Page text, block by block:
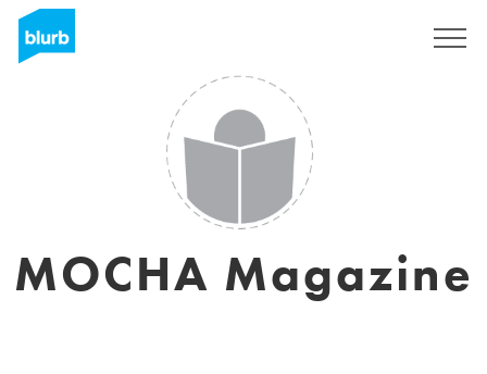
MOCHA Magazine